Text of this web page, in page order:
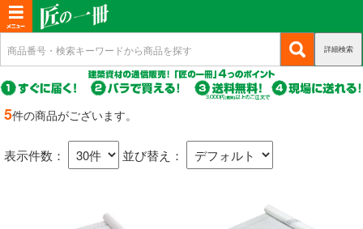
T
o
g
g
l
n
新規会員登録(c
u
r
e
t)
ログイン
(c
u
r
r
e
n
(c
u
r
t)
商品カテゴリから選ぶ
基礎・土台関連
詳細検索
5件の商品がございます。
表示件数： 並び替え：